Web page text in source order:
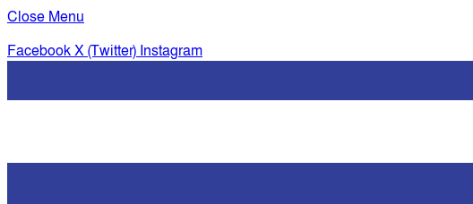
Close Menu
FacebookX (Twitter) Instagram